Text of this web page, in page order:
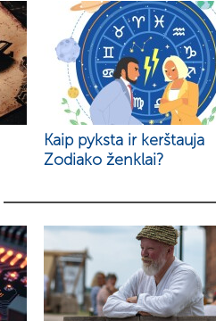
Kaip pyksta ir kerštauja
Zodiako ženklai?